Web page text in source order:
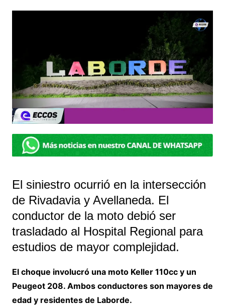
El siniestro ocurrió en la intersección
de Rivadavia y Avellaneda. El
conductor de la moto debió ser
trasladado al Hospital Regional para
estudios de mayor complejidad.
El choque involucró una moto Keller 110cc y un
Peugeot 208. Ambos conductores son mayores de
edad y residentes de Laborde.